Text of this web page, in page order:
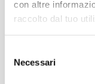
con altre
raccolto dal tuo
delNecessari